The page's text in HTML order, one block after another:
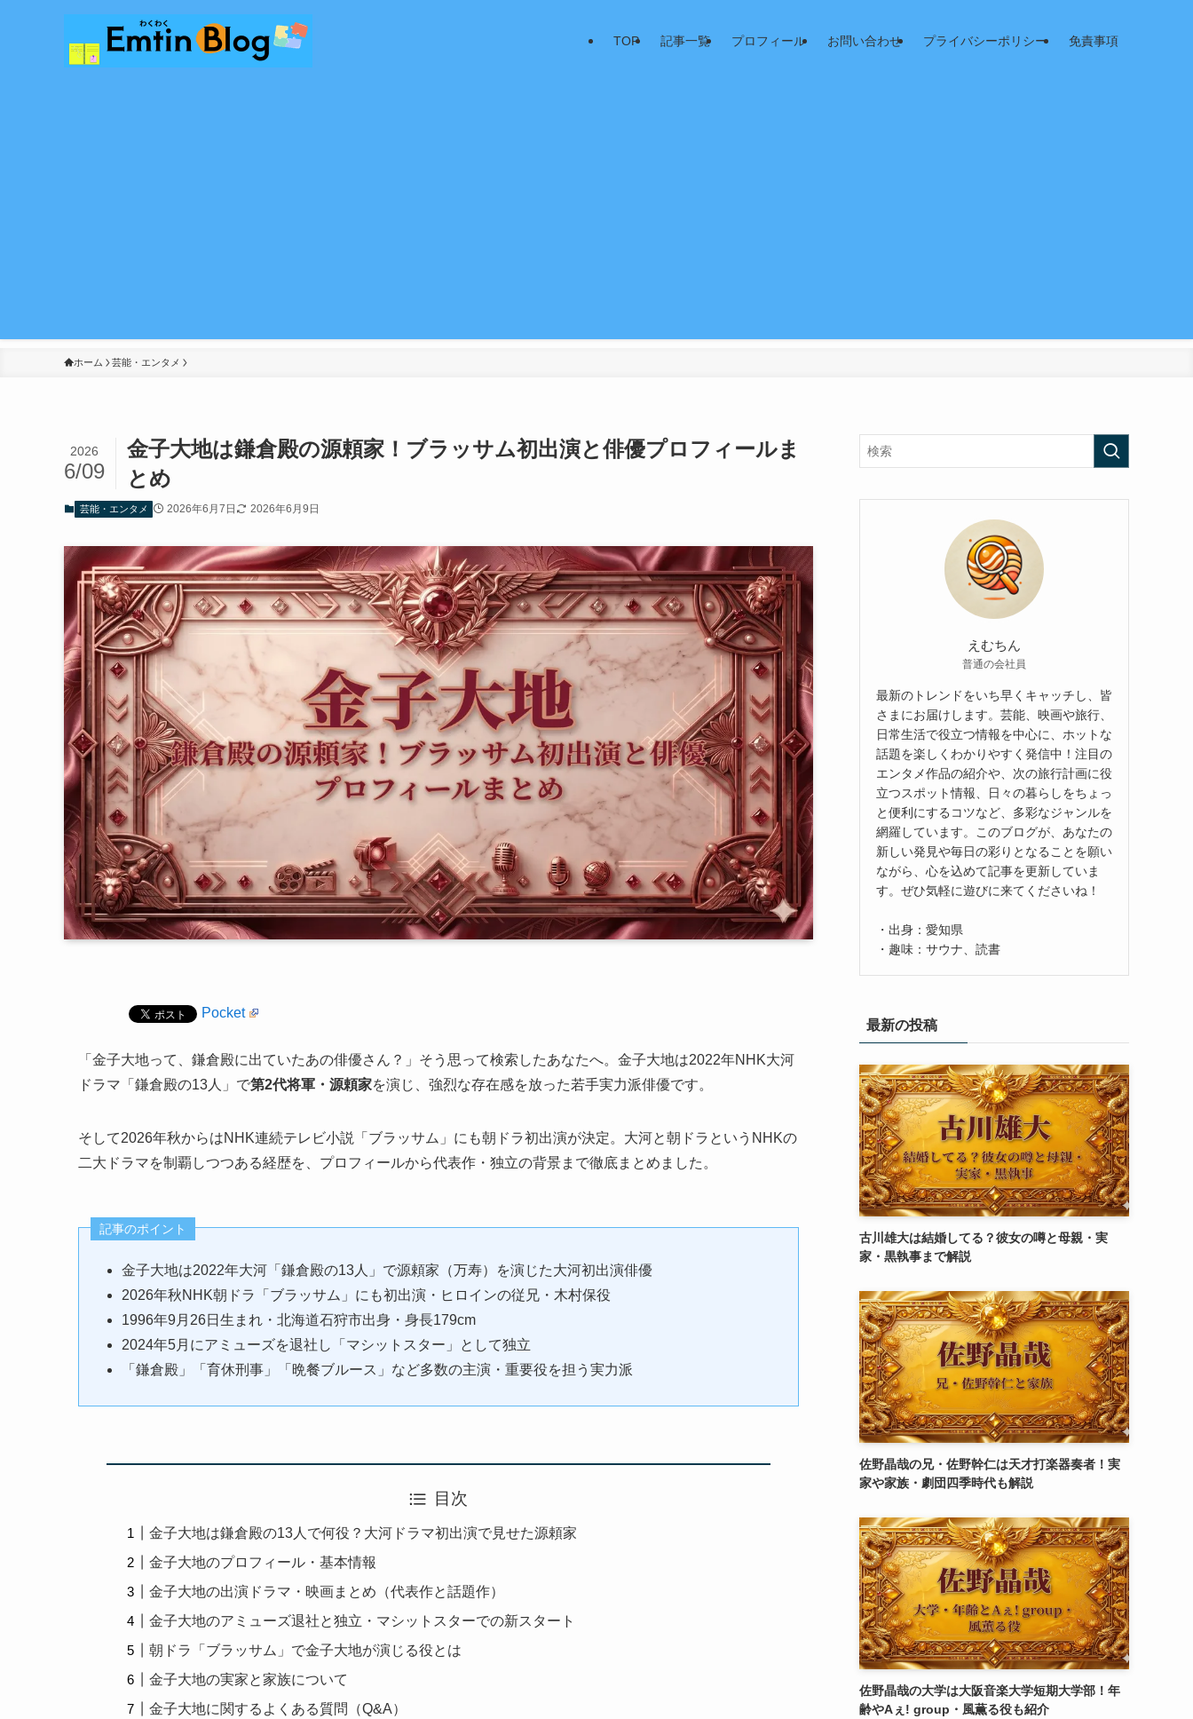
TOP 記事一覧 プロフィール お問い合わせ プライバシーポリシー 免責事項
ホーム 芸能・エンタメ
金子大地は鎌倉殿の源頼家！ブラッサム初出演と俳優プロフィールま
とめ
2026
6/09
芸能・エンタメ 2026年6月7日 2026年6月9日
Pocket
「金子大地って、鎌倉殿に出ていたあの俳優さん？」そう思って検索したあなたへ。金子大地は2022年NHK大河
ドラマ「鎌倉殿の13人」で第2代将軍・源頼家を演じ、強烈な存在感を放った若手実力派俳優です。
そして2026年秋からはNHK連続テレビ小説「ブラッサム」にも朝ドラ初出演が決定。大河と朝ドラというNHKの
二大ドラマを制覇しつつある経歴を、プロフィールから代表作・独立の背景まで徹底まとめました。
記事のポイント
金子大地は2022年大河「鎌倉殿の13人」で源頼家（万寿）を演じた大河初出演俳優
2026年秋NHK朝ドラ「ブラッサム」にも初出演・ヒロインの従兄・木村保役
1996年9月26日生まれ・北海道石狩市出身・身長179cm
2024年5月にアミューズを退社し「マシットスター」として独立
「鎌倉殿」「育休刑事」「晩餐ブルース」など多数の主演・重要役を担う実力派
目次
金子大地は鎌倉殿の13人で何役？大河ドラマ初出演で見せた源頼家
金子大地のプロフィール・基本情報
金子大地の出演ドラマ・映画まとめ（代表作と話題作）
金子大地のアミューズ退社と独立・マシットスターでの新スタート
朝ドラ「ブラッサム」で金子大地が演じる役とは
金子大地の実家と家族について
金子大地に関するよくある質問（Q&A）
えむちん
普通の会社員
最新のトレンドをいち早くキャッチし、皆
さまにお届けします。芸能、映画や旅行、
日常生活で役立つ情報を中心に、ホットな
話題を楽しくわかりやすく発信中！注目の
エンタメ作品の紹介や、次の旅行計画に役
立つスポット情報、日々の暮らしをちょっ
と便利にするコツなど、多彩なジャンルを
網羅しています。このブログが、あなたの
新しい発見や毎日の彩りとなることを願い
ながら、心を込めて記事を更新していま
す。ぜひ気軽に遊びに来てくださいね！
・出身：愛知県
・趣味：サウナ、読書
最新の投稿
古川雄大は結婚してる？彼女の噂と母親・実
家・黒執事まで解説
佐野晶哉の兄・佐野幹仁は天才打楽器奏者！実
家や家族・劇団四季時代も解説
佐野晶哉の大学は大阪音楽大学短期大学部！年
齢やAぇ! group・風薫る役も紹介